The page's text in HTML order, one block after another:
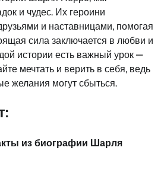
и чудес. Их героини
и наставницами, помогая
сила заключается в любви и
истории есть важный урок —
мечтать и верить в себя, ведь
желания могут сбыться.
из биографии Шарля